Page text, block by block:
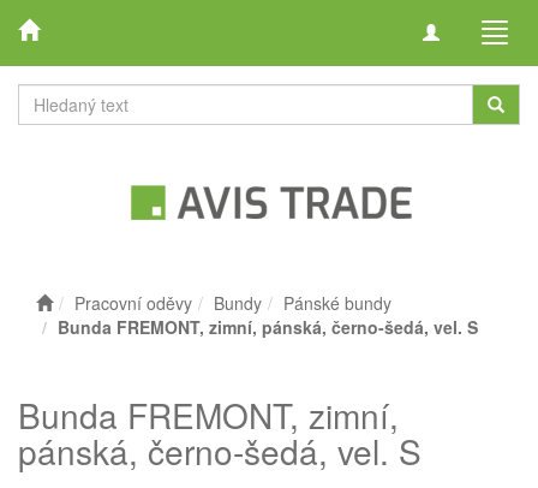
Toggle
Pracovní oděvy Bundy
Pánské bundy
Bunda FREMONT, zimní, pánská, černo-šedá, vel. S
Bunda FREMONT, zimní,
pánská, černo-šedá, vel. S